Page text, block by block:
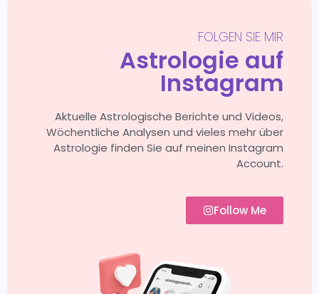
FOLGEN SIE MIR
Astrologie auf
Instagram
Aktuelle Astrologische Berichte und Videos,
Wöchentliche Analysen und vieles mehr über
Astrologie finden Sie auf meinen Instagram
Account.
Follow Me